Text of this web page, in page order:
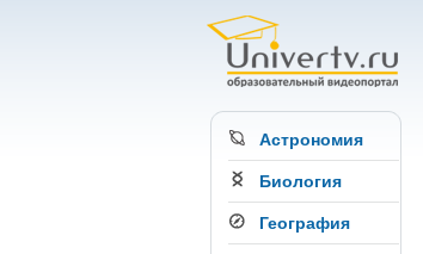
Астрономия
Биология
География